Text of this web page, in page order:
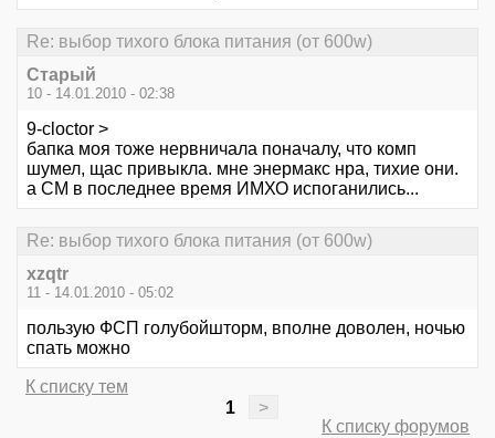
Re: выбор тихого блока питания (от 600w)
Старый
10 - 14.01.2010 - 02:38
9-cloctor >
бапка моя тоже нервничала поначалу, что комп
шумел, щас привыкла. мне энермакс нра, тихие они.
а СМ в последнее время ИМХО испоганились...
Re: выбор тихого блока питания (от 600w)
xzqtr
11 - 14.01.2010 - 05:02
пользую ФСП голубойшторм, вполне доволен, ночью
спать можно
К списку тем
1
>
К списку форумов